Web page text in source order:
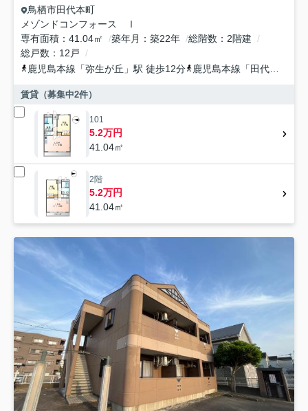
鳥栖市田代本町
メゾンドコンフォース Ⅰ
専有面積
41.04㎡ 築年月 築22年 総階数
2階建
総戸数
12戸
鹿児島本線 「弥生が丘 」駅 徒歩12分 鹿児島本線 「 田代
賃貸（募集中2件）
101
5.2万円
41.04㎡
2階
5.2万円
41.04㎡